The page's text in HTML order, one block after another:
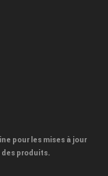
pour les mises à jour
produits.